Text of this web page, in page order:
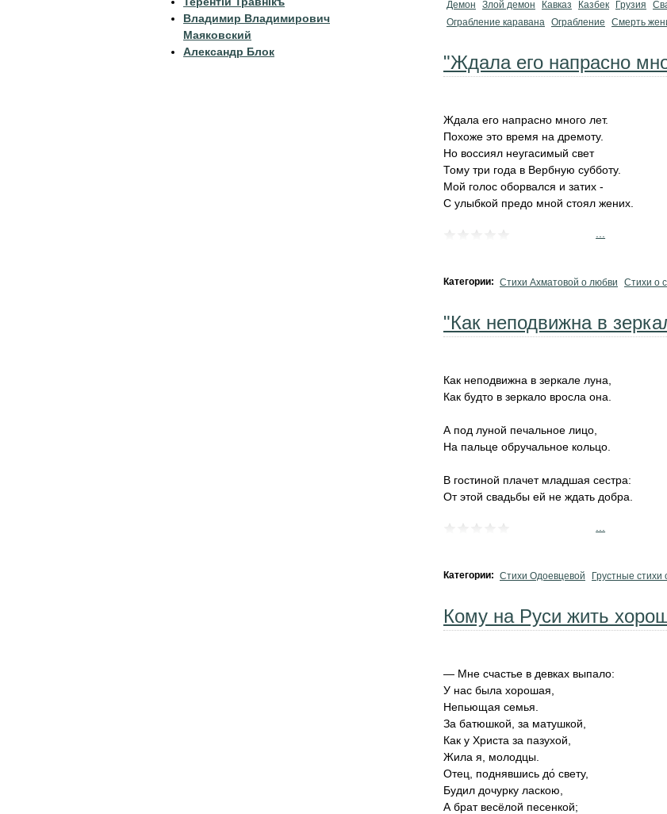
Демон
Злой демон Кавказ Казбек Грузия
Ограбление каравана Ограбление Смерть
"Ждала его напрасно
Ждала его напрасно много лет.
Похоже это время на дремоту.
Но воссиял неугасимый свет
Тому три года в Вербную субботу.
Мой голос оборвался и затих -
С улыбкой предо мной стоял жених.
Категории: Стихи Ахматовой о любви Стихи о
"Как неподвижна в
Как неподвижна в зеркале луна,
Как будто в зеркало вросла она.
А под луной печальное лицо,
На пальце обручальное кольцо.
В гостиной плачет младшая сестра:
От этой свадьбы ей не ждать добра.
Категории: Стихи Одоевцевой Грустные стихи
Кому на Руси жить
— Мне счастье в девках выпало:
У нас была хорошая,
Непьющая семья.
За батюшкой, за матушкой,
Как у Христа за пазухой,
Жила я, молодцы.
Отец, поднявшись до́ свету,
Будил дочурку ласкою,
А брат весёлой песенкой;
Владимир Владимирович
Маяковский
Александр Блок